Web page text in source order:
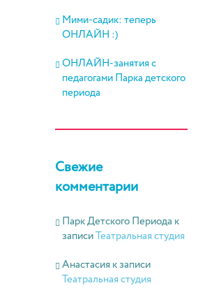
Мими-садик: теперь
ОНЛАЙН :)
ОНЛАЙН-занятия с
педагогами Парка детского
периода
Свежие
комментарии
Парк Детского Периода к
записиТеатральная студия
Анастасияк записи
Театральная студия